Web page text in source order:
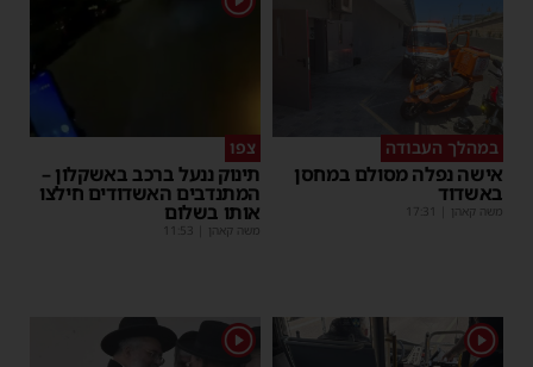
במהלך העבודה
אישה נפלה מסולם במחסן
באשדוד
משה קאהן 17:31
צפו
תינוק ננעל ברכב באשקלון –
המתנדבים האשדודים חילצו
אותו בשלום
משה קאהן 11:53
1
1